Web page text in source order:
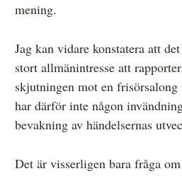
mening.
Jag kan vidare konstatera att
stort allmänintresse att
skjutningen mot en frisörsalong
har därför inte någon
bevakning av händelsernas
Det är visserligen bara fråga